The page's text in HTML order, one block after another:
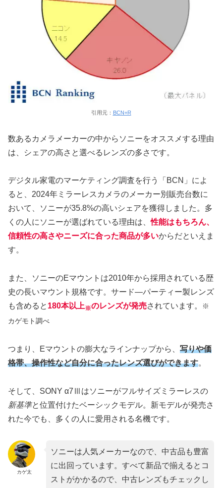
引用元： BCN+R
数あるカメラメーカーの中からソニーをオススメする理由
は、シェアの高さと選べるレンズの多さです。
デジタル家電のマーケティング調査を行う「BCN」によ
ると、2024年ミラーレスカメラのメーカー別販売台数に
おいて、ソニーが35.8%の高いシェアを獲得しました。多
くの人にソニーが選ばれている理由は、性能はもちろん、
信頼性の高さやニーズに合った商品が多いからだといえま
す。
また、ソニーのEマウントは2010年から採用されている歴
史の長いマウント規格です。サード―パーティー製レンズ
も含めると 180本以上 ※のレンズが発売されています。
※
カゲモト調べ
つまり、Eマウントの膨大なラインナップから、 写りや価
格帯、操作性など自分に合ったレンズ選びができます。
そして、SONY α7Ⅲはソニーがフルサイズミラーレスの
新基準と位置付けたベーシックモデル。新モデルが発売さ
れた今でも、多くの人に愛用される名機です。
カゲ太
ソニーは人気メーカーなので、中古品も豊富
に出回っています。すべて新品で揃えるとコ
ストがかかるので、中古レンズもチェックし